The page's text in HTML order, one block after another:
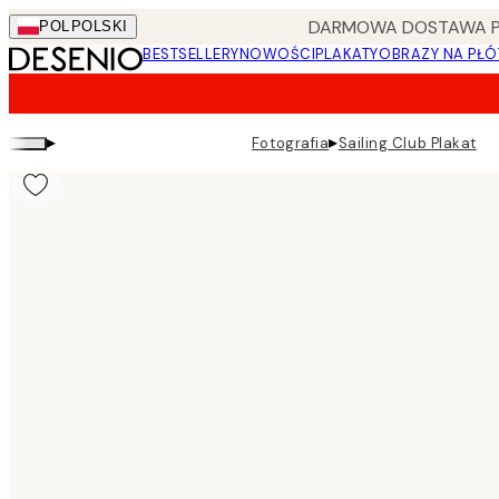
Skip
to
main
POL POLSKI DARMOWA DOSTAWA
BESTSELLERYNOWOŚCIPLAKATYOBRAZY NA
▸ Fotografia▸Sailing Club Plakat